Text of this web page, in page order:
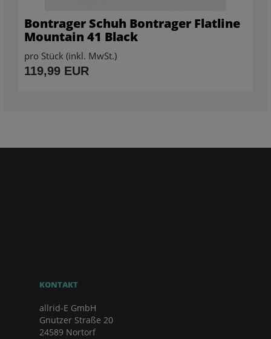
Bontrager Schuh Bontrager Flatline
Mountain 41 Black
pro Stück (inkl. MwSt.)
119,99 EUR
KONTAKT
allrid-E GmbH
Gnutzer Straße 20
24589 Nortorf